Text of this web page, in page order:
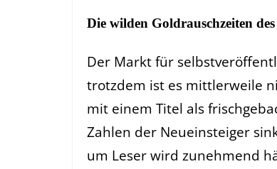
Die wilden Goldrauschzeiten
Der Markt für
trotzdem ist es mittlerweile
mit einem Titel als
Zahlen der Neueinsteiger
um Leser wird zunehmend